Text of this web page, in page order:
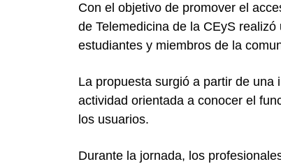
Con el objetivo de promover el
de Telemedicina de la CEyS
estudiantes y miembros de la
La propuesta surgió a partir de una
actividad orientada a conocer el
los usuarios.
Durante la jornada, los